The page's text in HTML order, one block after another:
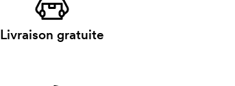
Livraison gratuite